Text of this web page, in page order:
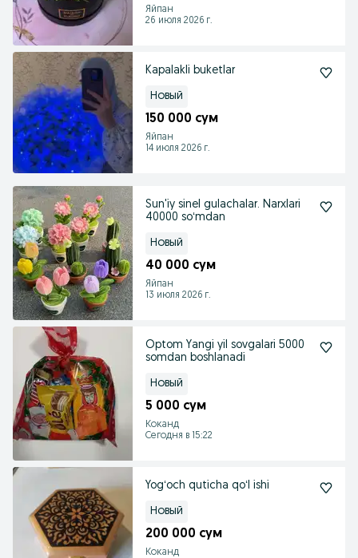
Яйпан
26 июля 2026 г.
Kapalakli buketlar
Новый
150 000 сум
Яйпан
14 июля 2026 г.
Sun'iy sinel gulachalar. Narxlari
40000 soʻmdan
Новый
40 000 сум
Яйпан
13 июля 2026 г.
Optom Yangi yil sovgalari 5000
somdan boshlanadi
Новый
5 000 сум
Коканд
Сегодня в 15:22
Yogʻoch quticha qoʻl ishi
Новый
200 000 сум
Коканд